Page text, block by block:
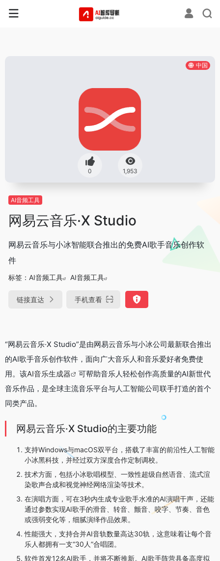
中国
0 1,953
AI音频工具
网易云音乐·X Studio
网易云音乐与小冰智能联合推出的免费AI歌手音乐创作软
件
标签： AI音频工具 AI音频工具
链接直达 手机查看
“网易云音乐·X Studio”是由网易云音乐与小冰公司最新联合推出
的AI歌手音乐创作软件，面向广大音乐人和音乐爱好者免费使
用。该AI音乐生成器
可帮助音乐人轻松创作高质量的AI新世代
音乐作品，是全球主流音乐平台与人工智能公司联手打造的首个
同类产品。
网易云音乐·X Studio的主要功能
支持Windows与macOS双平台，搭载了丰富的前沿性人工智能
小冰黑科技，并经过双方深度合作定制调校。
技术方面，包括小冰歌唱模型、一致性超级自然语音、流式渲
染歌声合成和视觉神经网络渲染等技术。
在演唱方面，可在3秒内生成专业歌手水准的AI演唱干声，还能
通过参数实现AI歌手的滑音、转音、颤音、咬字、节奏、音色
或强弱变化等，细腻演绎作品效果。
性能强大，支持合并AI音轨数量高达30轨，这意味着让每个音
乐人都拥有一支“30人”合唱团。
软件首发12名AI歌手，并将不断推新。AI歌手阵营具备高度拟